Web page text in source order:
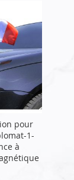
pour
1-
à